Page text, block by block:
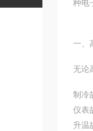
种电
一、
无论
制冷
仪表
升温